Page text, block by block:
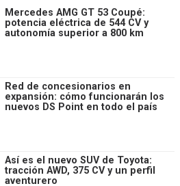
Mercedes AMG GT 53 Coupé:
potencia eléctrica de 544 CV y
autonomía superior a 800 km
Red de concesionarios en
expansión: cómo funcionarán los
nuevos DS Point en todo el país
Así es el nuevo SUV de Toyota:
tracción AWD, 375 CV y un perfil
aventurero